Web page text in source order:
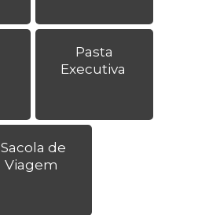
Pasta
Executiva
Sacola de
Viagem